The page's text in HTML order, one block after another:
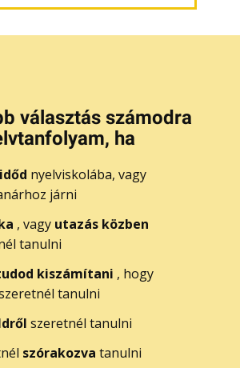
választás számodra
ha
nyelviskolába, vagy
járni
, vagy utazás közben
tanulni
kiszámítani , hogy
tanulni
szeretnél tanulni
szórakozva tanulni